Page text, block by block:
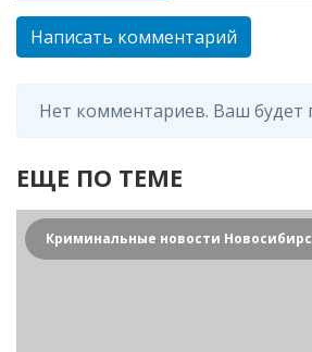
Написать комментарий
Нет комментариев. Ваш будет
ЕЩЕ ПО ТЕМЕ